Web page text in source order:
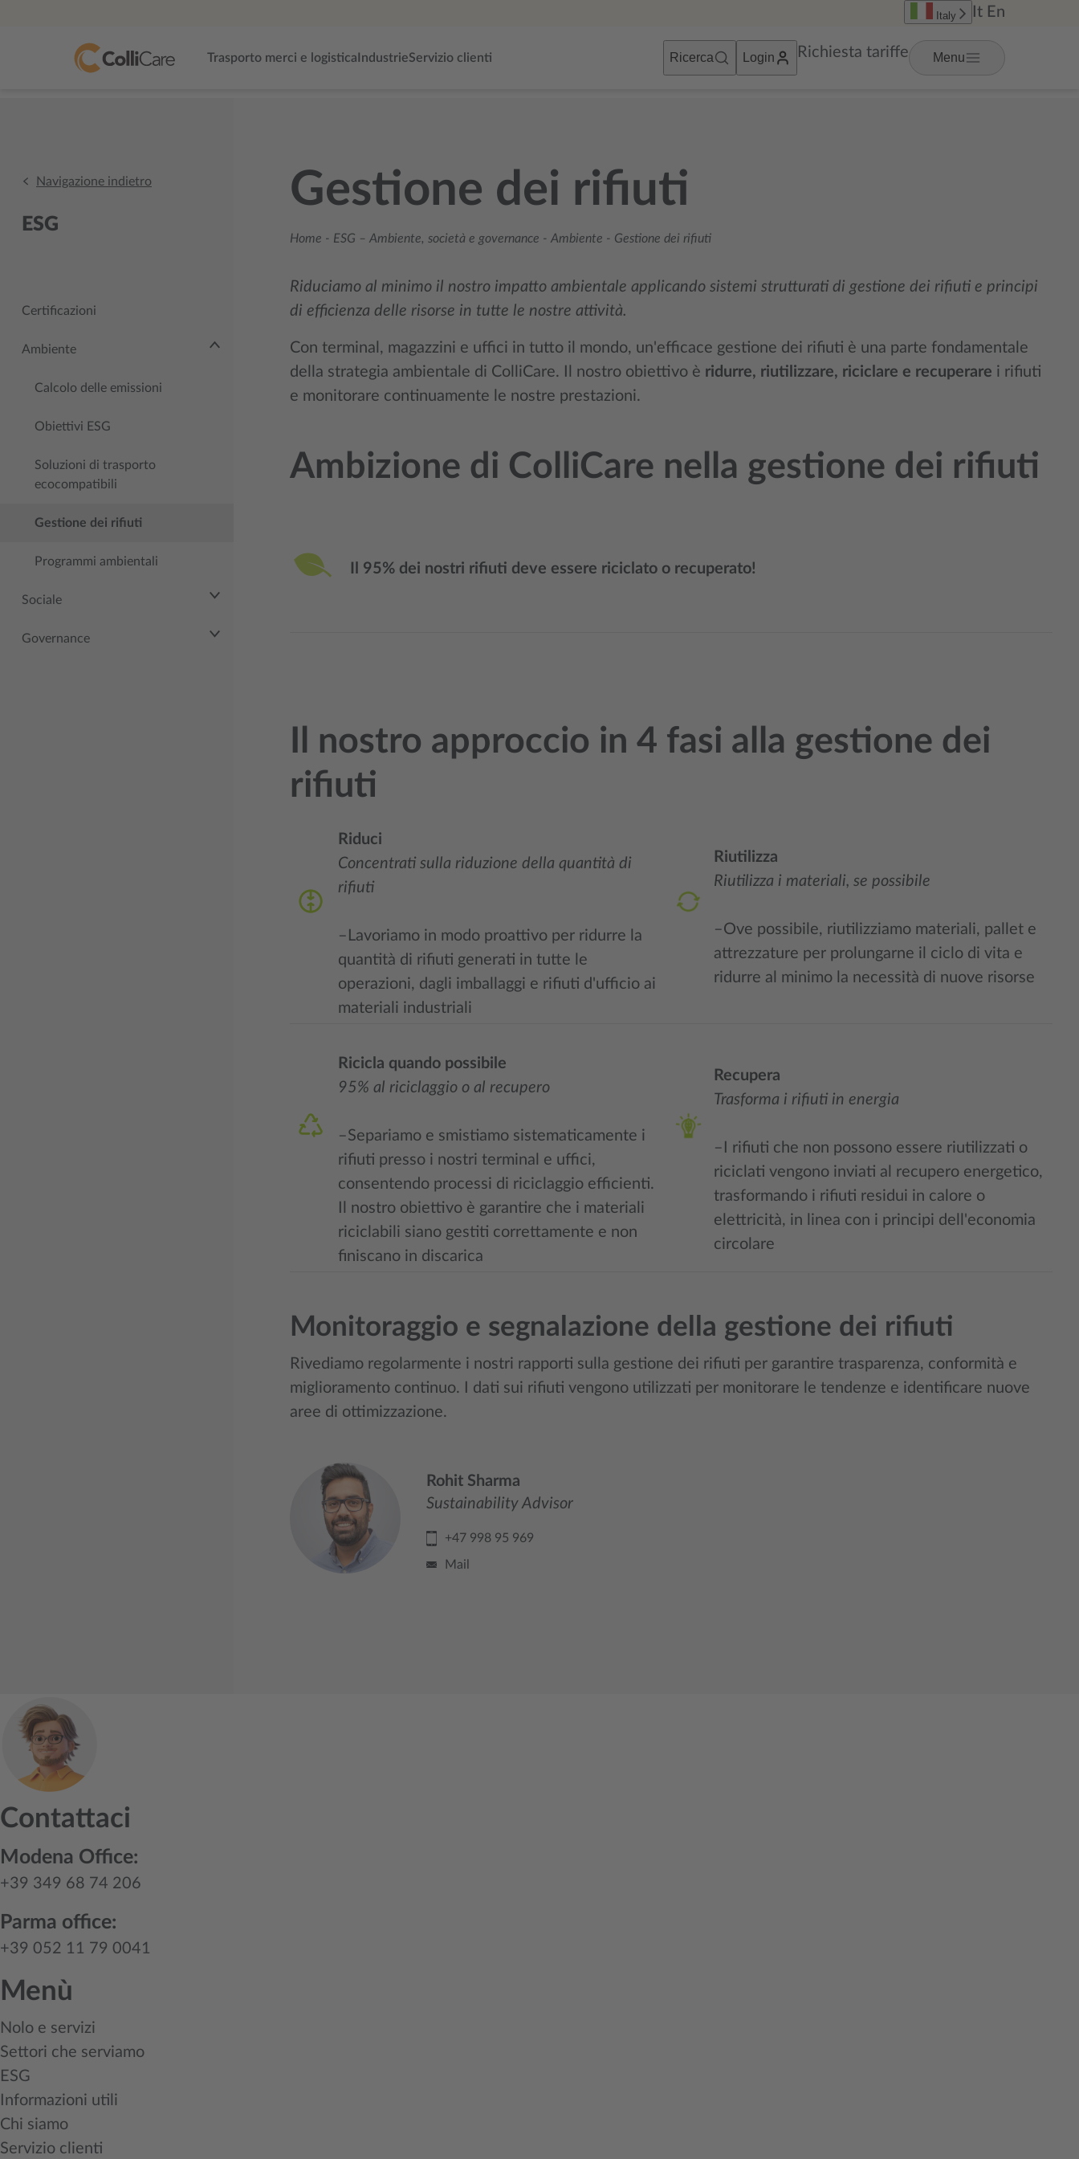
Trasporto merci e logistica IndustrieServizio clienti Ricerca Login Richiesta tariffe Menu
Italy It En
Navigazione indietro
ESG
Certificazioni
Ambiente
Calcolo delle emissioni
Obiettivi ESG
Soluzioni di trasporto
ecocompatibili
Gestione dei rifiuti
Programmi ambientali
Sociale
Governance
Gestione dei rifiuti
Home - ESG – Ambiente, società e governance - Ambiente - Gestione dei rifiuti
Riduciamo al minimo il nostro impatto ambientale applicando sistemi strutturati di gestione dei rifiuti e principi
di efficienza delle risorse in tutte le nostre attività.
Con terminal, magazzini e uffici in tutto il mondo, un'efficace gestione dei rifiuti è una parte fondamentale
della strategia ambientale di ColliCare. Il nostro obiettivo è ridurre, riutilizzare, riciclare e recuperare i rifiuti
e monitorare continuamente le nostre prestazioni.
Ambizione di ColliCare nella gestione dei rifiuti
Il 95% dei nostri rifiuti deve essere riciclato o recuperato!
Il nostro approccio in 4 fasi alla gestione dei
rifiuti
Riduci
Concentrati sulla riduzione della quantità di
rifiuti
–Lavoriamo in modo proattivo per ridurre la
quantità di rifiuti generati in tutte le
operazioni, dagli imballaggi e rifiuti d'ufficio ai
materiali industriali
Riutilizza
Riutilizza i materiali, se possibile
–Ove possibile, riutilizziamo materiali, pallet e
attrezzature per prolungarne il ciclo di vita e
ridurre al minimo la necessità di nuove risorse
Ricicla quando possibile
95% al riciclaggio o al recupero
–Separiamo e smistiamo sistematicamente i
rifiuti presso i nostri terminal e uffici,
consentendo processi di riciclaggio efficienti.
Il nostro obiettivo è garantire che i materiali
riciclabili siano gestiti correttamente e non
finiscano in discarica
Recupera
Trasforma i rifiuti in energia
–I rifiuti che non possono essere riutilizzati o
riciclati vengono inviati al recupero energetico,
trasformando i rifiuti residui in calore o
elettricità, in linea con i principi dell'economia
circolare
Monitoraggio e segnalazione della gestione dei rifiuti
Rivediamo regolarmente i nostri rapporti sulla gestione dei rifiuti per garantire trasparenza, conformità e
miglioramento continuo. I dati sui rifiuti vengono utilizzati per monitorare le tendenze e identificare nuove
aree di ottimizzazione.
Rohit Sharma
Sustainability Advisor
+47 998 95 969
Mail
Contattaci
Modena Office:
+39 349 68 74 206
Parma office:
+39 052 11 79 0041
Menù
Nolo e servizi
Settori che serviamo
ESG
Informazioni utili
Chi siamo
Servizio clienti